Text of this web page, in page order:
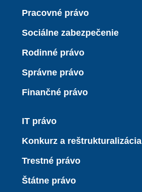
Pracovné právo
Sociálne zabezpečenie
Rodinné právo
Správne právo
Finančné právo
IT právo
Konkurz a reštrukturalizácia
Trestné právo
Štátne právo